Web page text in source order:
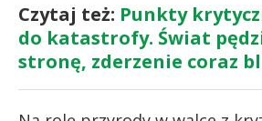
Czytaj też: Punkty
do katastrofy. Świat
stronę, zderzenie coraz